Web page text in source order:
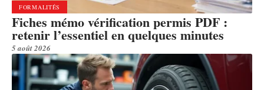
FORMALITÉS
Fiches mémo vérification permis PDF :
retenir l’essentiel en quelques minutes
5 août 2026